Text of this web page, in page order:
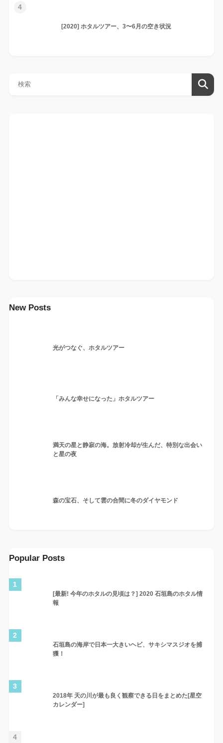
4
[2020] ホタルツアー、3〜6月の空き状況
New Posts
光がつなぐ、ホタルツアー
「みんな幸せになった」ホタルツアー
満天の星と静寂の海。放射冷却が生んだ、特別な出会い
と星の夜
森の宝石、そして雲の合間に冬のダイヤモンド
Popular Posts
1
[最新! 今年のホタルの見頃は？] 2020 石垣島のホタル情
報
2
石垣島の海岸で日本一大きいヘビ、サキシマスジオを捕
獲！
3
2018年 天の川が最も良く観察できる日をまとめた[星空
カレンダー]
4